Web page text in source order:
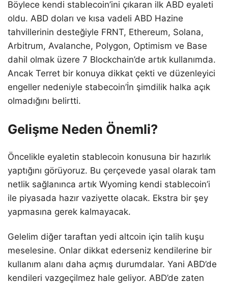
Böylece kendi stablecoin’ini çıkaran ilk ABD eyaleti
oldu. ABD doları ve kısa vadeli ABD Hazine
tahvillerinin desteğiyle FRNT, Ethereum, Solana,
Arbitrum, Avalanche, Polygon, Optimism ve Base
dahil olmak üzere 7 Blockchain’de artık kullanımda.
Ancak Terret bir konuya dikkat çekti ve düzenleyici
engeller nedeniyle stabecoin’İn şimdilik halka açık
olmadığını belirtti.
Gelişme Neden Önemli?
Öncelikle eyaletin stablecoin konusuna bir hazırlık
yaptığını görüyoruz. Bu çerçevede yasal olarak tam
netlik sağlanınca artık Wyoming kendi stablecoin’i
ile piyasada hazır vaziyette olacak. Ekstra bir şey
yapmasına gerek kalmayacak.
Gelelim diğer taraftan yedi altcoin için talih kuşu
meselesine. Onlar dikkat ederseniz kendilerine bir
kullanım alanı daha açmış durumdalar. Yani ABD’de
kendileri vazgeçilmez hale geliyor. ABD’de zaten